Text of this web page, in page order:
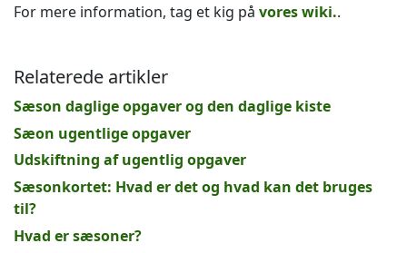
For mere information, tag et kig på vores wiki..
Relaterede artikler
Sæson daglige opgaver og den daglige kiste
Sæon ugentlige opgaver
Udskiftning af ugentlig opgaver
Sæsonkortet: Hvad er det og hvad kan det bruges
til?
Hvad er sæsoner?